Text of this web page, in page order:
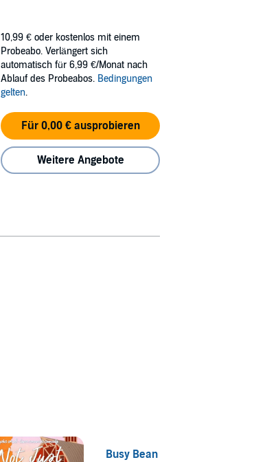
10,99 € oder kostenlos mit einem
Probeabo. Verlängert sich
automatisch für 6,99 €/Monat nach
Ablauf des Probeabos. Bedingungen
gelten.
Für 0,00 € ausprobieren
Weitere Angebote
Busy Bean